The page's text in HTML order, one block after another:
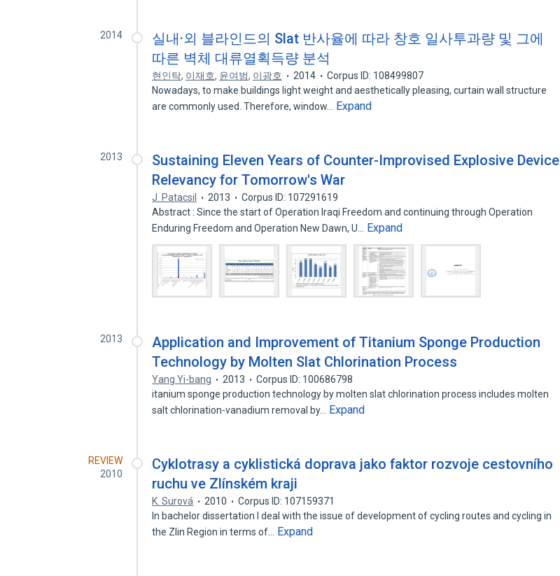
2014
실내·외 블라인드의 Slat 반사율에 따라 창호 일사투과량 및 그에
따른 벽체 대류열획득량 분석
현인탁, 이재호, 윤여범, 이광호 2014
Corpus ID: 108499807
Nowadays, to make buildings light weight and aesthetically pleasing, curtain wall structure
are commonly used. Therefore, window…
Expand
2013
Sustaining Eleven Years of Counter-Improvised Explosive Device
Relevancy for Tomorrow's War
J. Patacsil 2013
Corpus ID: 107291619
Abstract : Since the start of Operation Iraqi Freedom and continuing through Operation
Enduring Freedom and Operation New Dawn, U…
Expand
2013
Application and Improvement of Titanium Sponge Production
Technology by Molten Slat Chlorination Process
Yang Yi-bang 2013
Corpus ID: 100686798
itanium sponge production technology by molten slat chlorination process includes molten
salt chlorination-vanadium removal by…
Expand
REVIEW
2010
Cyklotrasy a cyklistická doprava jako faktor rozvoje cestovního
ruchu ve Zlínském kraji
K. Surová 2010
Corpus ID: 107159371
In bachelor dissertation I deal with the issue of development of cycling routes and cycling in
the Zlin Region in terms of…
Expand